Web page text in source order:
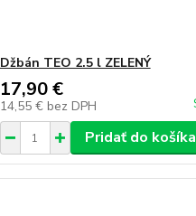
Džbán TEO 2.5 l ZELENÝ
17,90 €
14,55 € bez DPH
Pridať do košíka